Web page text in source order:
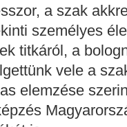
a szak
személyes
titkáról, a
vele a
elemzése